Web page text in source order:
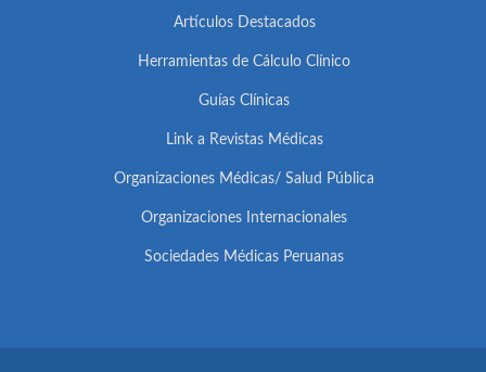
Artículos Destacados
Herramientas de Cálculo Clínico
Guías Clínicas
Link a Revistas Médicas
Organizaciones Médicas/ Salud Pública
Organizaciones Internacionales
Sociedades Médicas Peruanas